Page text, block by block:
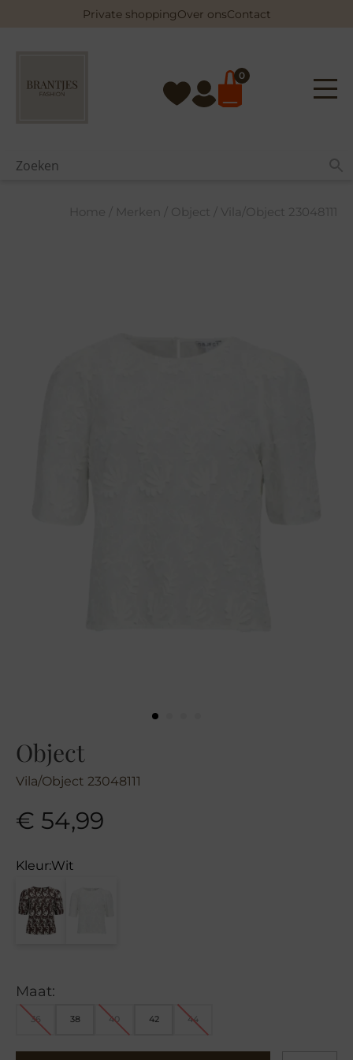
Private shoppingOver onsContact
0
Home / Merken / Object / Vila/Object 23048111
Object
Vila/Object 23048111
€ 54,99
Kleur:Wit
Maat:
36 38 40 42 44